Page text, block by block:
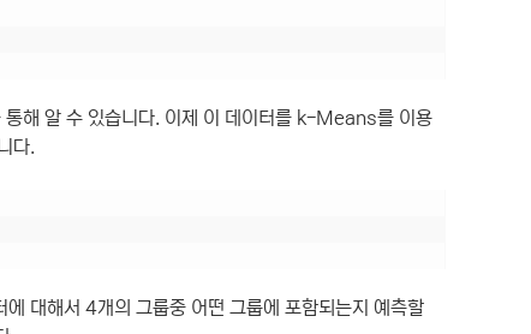
해 알 수 있습니다. 이제 이 데이터를 k-Means를 이용
다.
대해서 4개의 그룹중 어떤 그룹에 포함되는지 예측할